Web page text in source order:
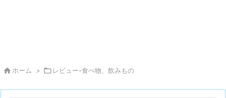
 ホーム >  レビュー-食べ物、飲みもの